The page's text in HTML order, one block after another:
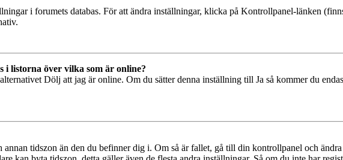
i forumets databas. För att ändra inställningar, klicka på Kontrollpanel-länken
listorna över vilka som är online?
Dölj att jag är online. Om du sätter denna inställning till Ja så kommer du
annan tidszon än den du befinner dig i. Om så är fallet, gå till din kontrollpanel och